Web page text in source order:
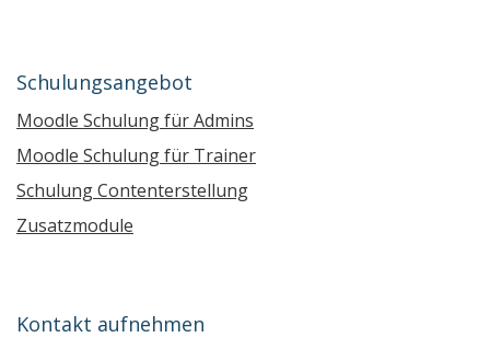
Schulungsangebot
Moodle Schulung für Admins
Moodle Schulung für Trainer
Schulung Contenterstellung
Zusatzmodule
Kontakt aufnehmen